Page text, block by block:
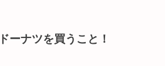
ーナツを買うこと！